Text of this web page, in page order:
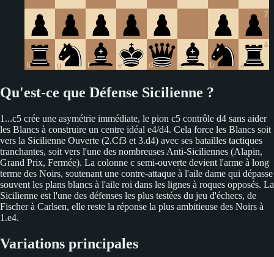
Qu'est-ce que Défense Sicilienne ?
1...c5 crée une asymétrie immédiate, le pion c5 contrôle d4 sans aider
les Blancs à construire un centre idéal e4/d4. Cela force les Blancs soit
vers la Sicilienne Ouverte (2.Cf3 et 3.d4) avec ses batailles tactiques
tranchantes, soit vers l'une des nombreuses Anti-Siciliennes (Alapin,
Grand Prix, Fermée). La colonne c semi-ouverte devient l'arme à long
terme des Noirs, soutenant une contre-attaque à l'aile dame qui dépasse
souvent les plans blancs à l'aile roi dans les lignes à roques opposés. La
Sicilienne est l'une des défenses les plus testées du jeu d'échecs, de
Fischer à Carlsen, elle reste la réponse la plus ambitieuse des Noirs à
1.e4.
Variations principales